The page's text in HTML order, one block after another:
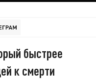
быстрее
к смерти